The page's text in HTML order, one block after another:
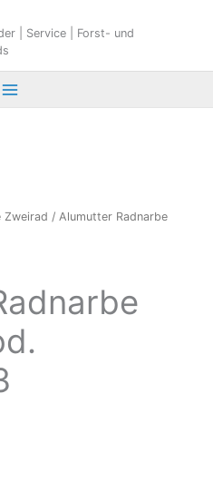
| Service | Forst- und
Zweirad / Alumutter Radnarbe